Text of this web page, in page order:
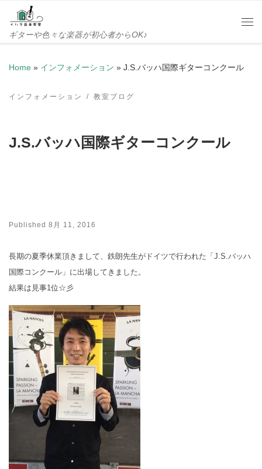
Skip to content
ギターや色々な楽器が初心者からOK♪
Home » インフォメーション » J.S.バッハ国際ギターコンクール
インフォメーション 教室ブログ
J.S.バッハ国際ギターコンクール
Published 8月 11, 2016
長期の夏季休業頂きまして、鉄朗先生がドイツで行われた「J.S.バッハ
国際コンクール」に出場してきました。
結果は見事1位☆彡